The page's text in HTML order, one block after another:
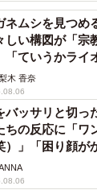
ネムシを見つめ
しい構図が「
「ていうかライ
木 香奈
バッサリと切っ
ちの反応に「ワ
）」「困り顔が